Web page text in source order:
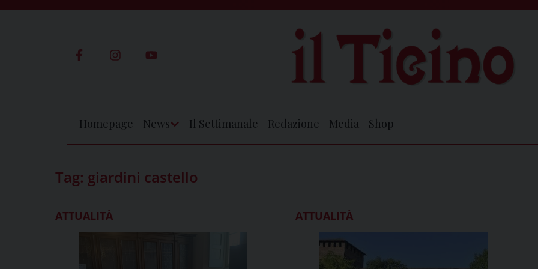
Homepage News Il Settimanale Redazione Media Shop
Tag: giardini castello
ATTUALITÀ ATTUALITÀ